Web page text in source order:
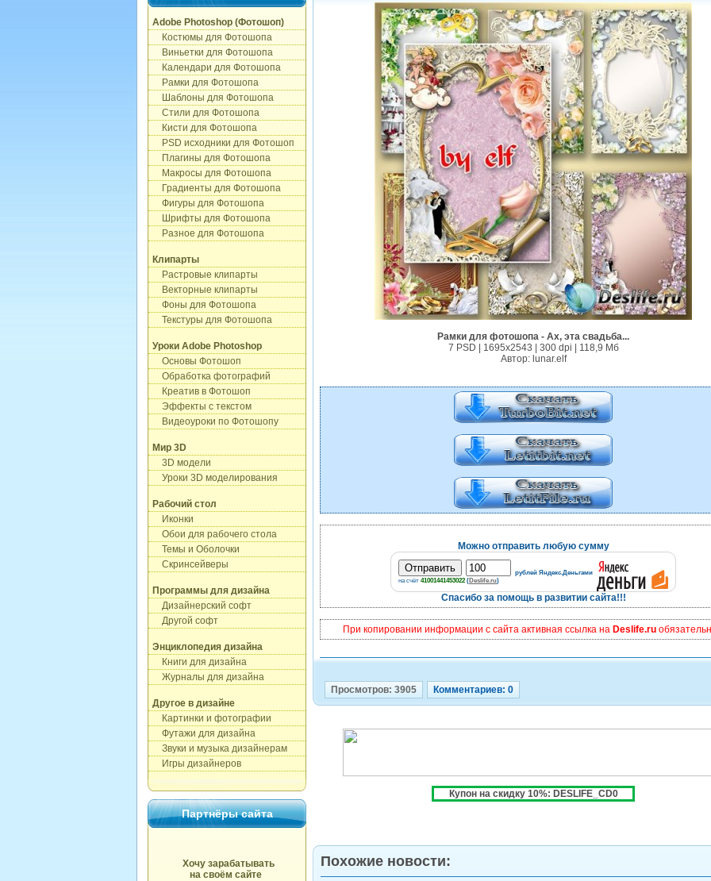
Adobe Photoshop (Фотошоп)
Костюмы для Фотошопа
Виньетки для Фотошопа
Календари для Фотошопа
Рамки для Фотошопа
Шаблоны для Фотошопа
Стили для Фотошопа
Кисти для Фотошопа
PSD исходники для Фотошоп
Плагины для Фотошопа
Макросы для Фотошопа
Градиенты для Фотошопа
Фигуры для Фотошопа
Шрифты для Фотошопа
Разное для Фотошопа
Клипарты
Растровые клипарты
Векторные клипарты
Фоны для Фотошопа
Текстуры для Фотошопа
Уроки Adobe Photoshop
Основы Фотошоп
Обработка фотографий
Креатив в Фотошоп
Эффекты с текстом
Видеоуроки по Фотошопу
Мир 3D
3D модели
Уроки 3D моделирования
Рабочий стол
Иконки
Обои для рабочего стола
Темы и Оболочки
Скринсейверы
Программы для дизайна
Дизайнерский софт
Другой софт
Энциклопедия дизайна
Книги для дизайна
Журналы для дизайна
Другое в дизайне
Картинки и фотографии
Футажи для дизайна
Звуки и музыка дизайнерам
Игры дизайнеров
Партнёры сайта
Хочу зарабатывать
на своём сайте
Рамки для фотошопа - Ах, эта свадьба...
7 PSD | 1695x2543 | 300 dpi | 118,9 Мб
Автор: lunar.elf
Можно отправить любую сумму
рублей Яндекс.Деньгами
на счёт 41001441453022 (Deslife.ru)
Спасибо за помощь в развитии сайта!!!
При копировании информации с сайта активная ссылка на Deslife.ru
Просмотров: 3905 Комментариев: 0
Купон на скидку 10%: DESLIFE_CD0
Похожие новости: